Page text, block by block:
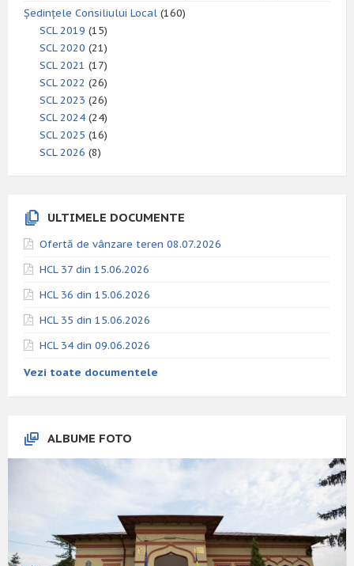
Ședințele Consiliului Local (160)
SCL 2019 (15)
SCL 2020 (21)
SCL 2021 (17)
SCL 2022 (26)
SCL 2023 (26)
SCL 2024 (24)
SCL 2025 (16)
SCL 2026 (8)
ULTIMELE DOCUMENTE
Ofertă de vânzare teren 08.07.2026
HCL 37 din 15.06.2026
HCL 36 din 15.06.2026
HCL 35 din 15.06.2026
HCL 34 din 09.06.2026
Vezi toate documentele
ALBUME FOTO